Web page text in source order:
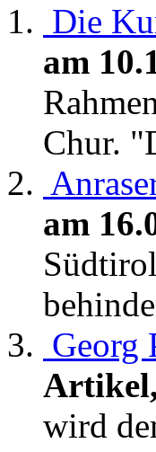
Die
am
Chur.
am
Georg
wird